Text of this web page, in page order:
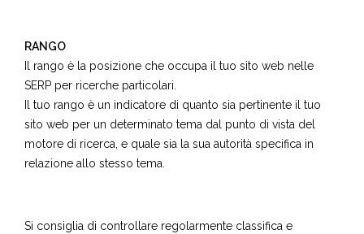
RANGO
Il rango è la posizione che occupa il tuo sito web nelle
SERP per ricerche particolari.
Il tuo rango è un indicatore di quanto sia pertinente il tuo
sito web per un determinato tema dal punto di vista del
motore di ricerca, e quale sia la sua autorità specifica in
relazione allo stesso tema.
Si consiglia di controllare regolarmente classifica e